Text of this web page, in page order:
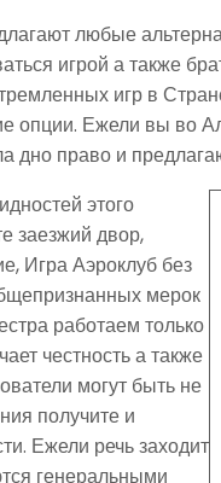
любые
игрой а
игр в
Ежели вы во
право и
этого
заезжий двор,
Игра Аэроклуб без
мерок
работаем только
честность а также
могут быть не
получите и
Ежели речь заходит
генеральными